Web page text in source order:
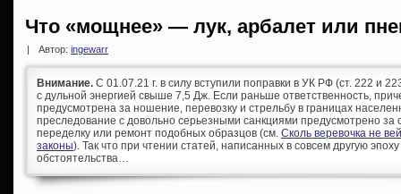
Что «мощнее» — лук, арбалет или
Автор: ingewarr
Внимание. С 01.07.21 г. в силу вступили поправки в УК РФ (ст. 222 и
с дульной энергией свыше 7,5 Дж. Если раньше ответственность,
предусмотрена за ношение, перевозку и стрельбу в границах
преследование с довольно серьезными санкциями предусмотрено за
переделку или ремонт подобных образцов (см. Сколь веревочка не
законы). Так что при чтении статей, написанных в совсем другую
обстоятельства…